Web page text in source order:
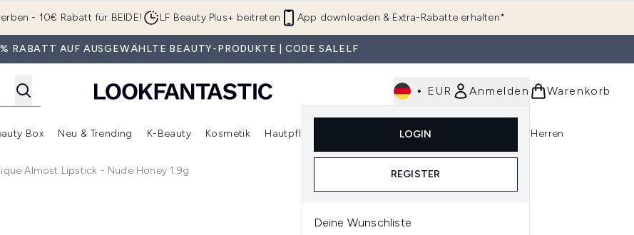
Zum Hauptinhalt springen
App downloaden & Extra-Rabatte erhalten*
- 10€ Rabatt für BEIDE! LF Beauty Plus+ beitreten
RABATT AUF AUSGEWÄHLTE BEAUTY-PRODUKTE | CODE SALELF
• EUR Anmelden
LOGIN
REGISTER
Deine Wunschliste
Warenkorb
(SALE) Untermenü Anmelden (Geschenke)Untermenü Anmelden (Marken)
Box
Untermenü Anmelden (Beauty Box)
Neu & Trending
Untermenü Anmelden (Neu & Trending)
K-Beauty Kosmetik
Untermenü Anmelden (Kosmetik)
Hautpflege
Untermenü Anmelden (Haarpflege)
Parfum
Untermenü Anmelden (Parfum)
Herren
Almost Lipstick - Nude Honey 1.9g